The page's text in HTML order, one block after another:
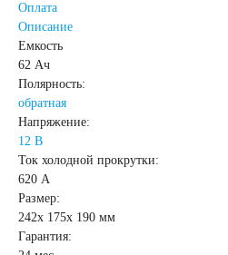
Оплата
Описание
Емкость
62 Ач
Полярность:
обратная
Напряжение:
12 В
Ток холодной прокрутки:
620 А
Размер:
242x 175x 190 мм
Гарантия: